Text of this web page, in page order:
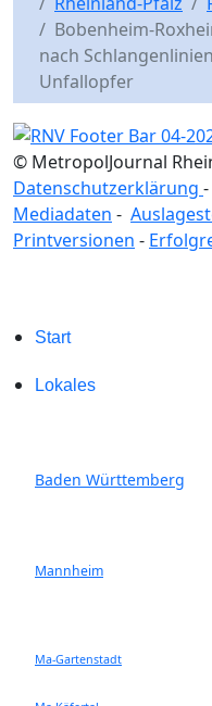
Bobenheim-
nach
Unfallopfer
© MetropolJournal
Datenschutzerklärung -
Mediadaten -
Printversionen -
Start
Lokales
Baden Württemberg
Mannheim
Ma-Gartenstadt